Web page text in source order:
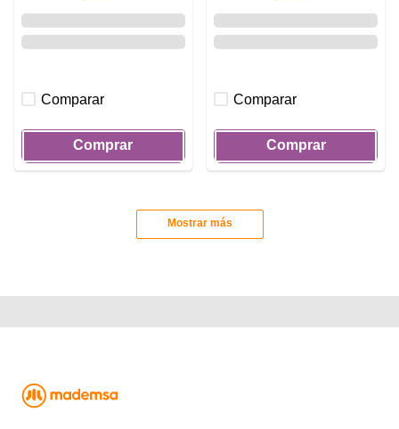
Comparar
Comprar
Comparar
Comprar
Mostrar más